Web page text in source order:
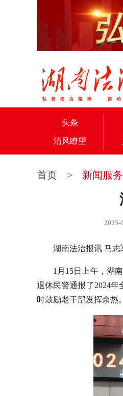
头条
清风瞭望
首页 > 新闻服务
湖南法治报讯 马志
1月15日上午，湖
退休民警通报了2024
时鼓励老干部发挥余热。